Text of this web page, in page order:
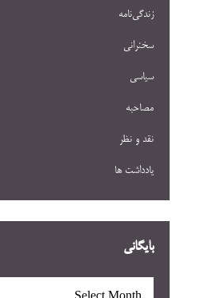
زندگی‌نامه
سخنرانی
سیاسی
مصاحبه
نقد و نظر
یادداشت ها
بایگانی